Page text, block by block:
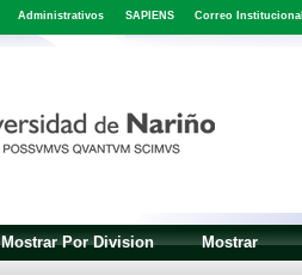
Administrativos SAPIENS Correo
Mostrar Por Division Mostrar